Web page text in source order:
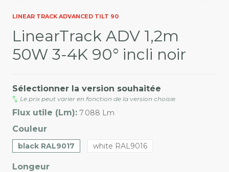
LINEAR TRACK ADVANCED TILT 90
LinearTrack ADV 1,2m
50W 3-4K 90° incli noir
Sélectionner la version souhaitée
Le prix peut varier en fonction de la version choisie
Flux utile (Lm): 7 088 Lm
Couleur
black RAL9017 white RAL9016
Longeur